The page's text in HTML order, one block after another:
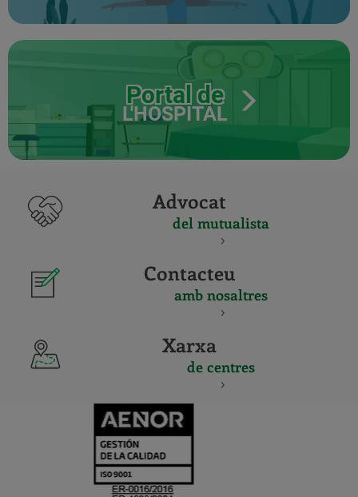
Portal de
L'HOSPITAL
Advocat
del mutualista
Contacteu
amb nosaltres
Xarxa
de centres